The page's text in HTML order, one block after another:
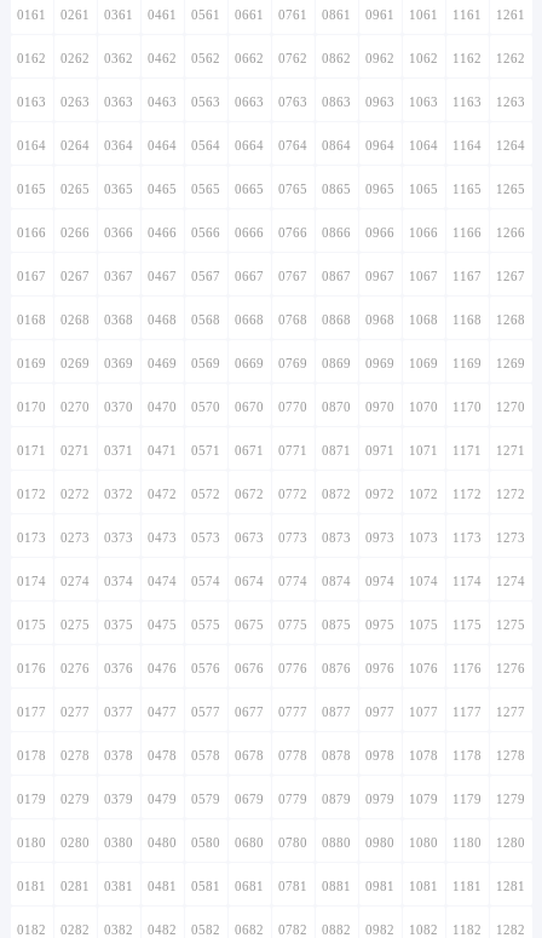
0161 0261 0361 0461 0561 0661 0761 0861 0961 1061 1161 1261
0162 0262 0362 0462 0562 0662 0762 0862 0962 1062 1162 1262
0163 0263 0363 0463 0563 0663 0763 0863 0963 1063 1163 1263
0164 0264 0364 0464 0564 0664 0764 0864 0964 1064 1164 1264
0165 0265 0365 0465 0565 0665 0765 0865 0965 1065 1165 1265
0166 0266 0366 0466 0566 0666 0766 0866 0966 1066 1166 1266
0167 0267 0367 0467 0567 0667 0767 0867 0967 1067 1167 1267
0168 0268 0368 0468 0568 0668 0768 0868 0968 1068 1168 1268
0169 0269 0369 0469 0569 0669 0769 0869 0969 1069 1169 1269
0170 0270 0370 0470 0570 0670 0770 0870 0970 1070 1170 1270
0171 0271 0371 0471 0571 0671 0771 0871 0971 1071 1171 1271
0172 0272 0372 0472 0572 0672 0772 0872 0972 1072 1172 1272
0173 0273 0373 0473 0573 0673 0773 0873 0973 1073 1173 1273
0174 0274 0374 0474 0574 0674 0774 0874 0974 1074 1174 1274
0175 0275 0375 0475 0575 0675 0775 0875 0975 1075 1175 1275
0176 0276 0376 0476 0576 0676 0776 0876 0976 1076 1176 1276
0177 0277 0377 0477 0577 0677 0777 0877 0977 1077 1177 1277
0178 0278 0378 0478 0578 0678 0778 0878 0978 1078 1178 1278
0179 0279 0379 0479 0579 0679 0779 0879 0979 1079 1179 1279
0180 0280 0380 0480 0580 0680 0780 0880 0980 1080 1180 1280
0181 0281 0381 0481 0581 0681 0781 0881 0981 1081 1181 1281
0182 0282 0382 0482 0582 0682 0782 0882 0982 1082 1182 1282